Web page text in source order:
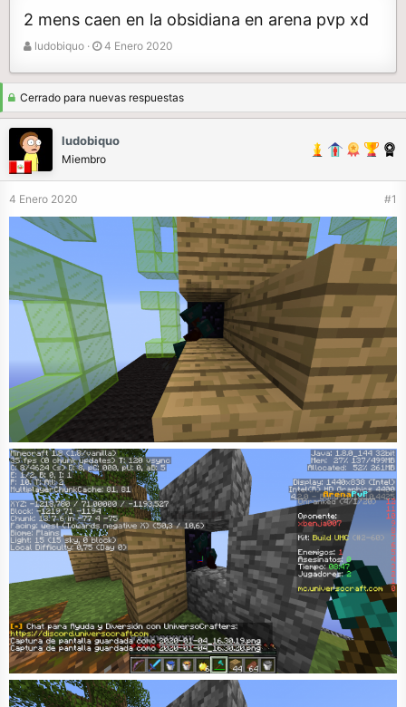
2 mens caen en la obsidiana en arena pvp xd
A
o
r
ludobiquo
F
h
a
e
i
n
c
4 Enero 2020
Cerrado para nuevas respuestas
ludobiquo
Miembro
4 Enero 2020 #1